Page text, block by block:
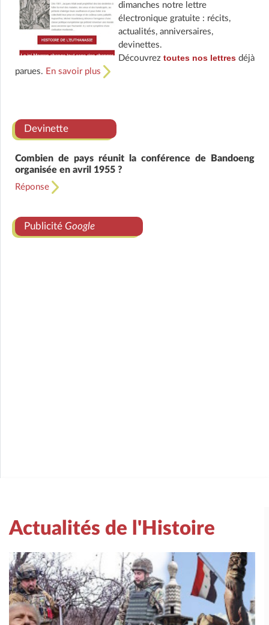
dimanches notre lettre
électronique gratuite : récits,
actualités, anniversaires,
devinettes.
Découvrez toutes nos lettresdéjà
parues. En savoir plus
Devinette
Combien de pays réunit la conférence de Bandoeng
organisée en avril 1955 ?
Réponse
Publicité Google
Actualités de l'Histoire